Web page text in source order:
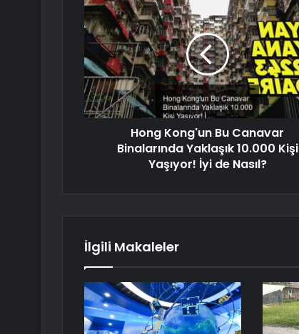
Hong Kong'un Bu Canavar
Binalarında Yaklaşık 10.000 Kişi
Yaşıyor! İyi de Nasıl?
İlgili Makaleler